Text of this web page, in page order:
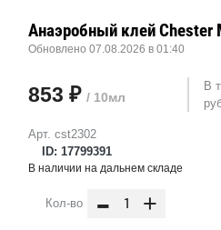
Арт. cst2302
ID: 17799391
Анаэробный клей
Обновлено 07.08.2026 в 01:40
853 ₽ / 10мл
В
В наличии на дальнем складе
Кол-во - +